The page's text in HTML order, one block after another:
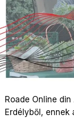
Roade Online
Erdélyből, ennek